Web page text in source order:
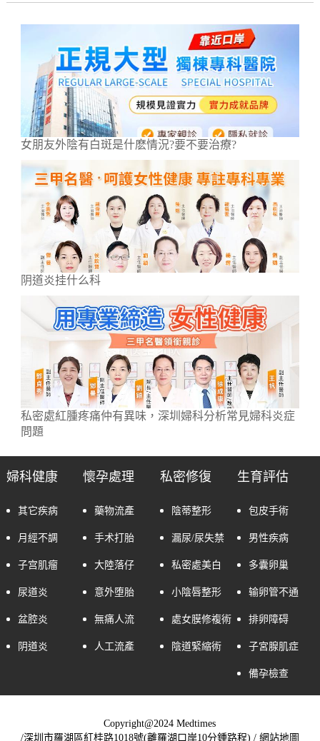
女朋友外陰有白斑是什麽情況?要不要治療?
阴道炎挂什么科
私密處紅腫疼痛仲有異味，深圳婦科分析常見婦科炎症
問題
婦科健康
其它疾病
月經不調
子宫肌瘤
尿道炎
盆腔炎
阴道炎
懷孕處理
藥物流產
手术打胎
大陸落仔
意外堕胎
無痛人流
人工流產
私密修復
陰蒂整形
漏尿/尿失禁
私密處美白
小陰唇整形
處女膜修複術
陰道緊縮術
生育評估
包皮手術
男性疾病
多囊卵巢
输卵管不通
排卵障碍
子宮腺肌症
備孕檢查
Copyright@2024 Medtimes
/深圳市羅湖區紅桂路1018號(離羅湖口岸10分鍾路程) / 網站地圖